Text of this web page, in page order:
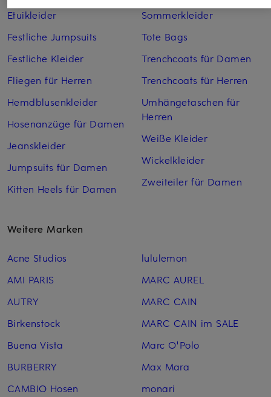
Etuikleider
Festliche Jumpsuits
Festliche Kleider
Fliegen für Herren
Hemdblusenkleider
Hosenanzüge für Damen
Jeanskleider
Jumpsuits für Damen
Kitten Heels für Damen
Sommerkleider
Tote Bags
Trenchcoats für Damen
Trenchcoats für Herren
Umhängetaschen für
Herren
Weiße Kleider
Wickelkleider
Zweiteiler für Damen
Weitere Marken
Acne Studios
AMI PARIS
AUTRY
Birkenstock
Buena Vista
BURBERRY
CAMBIO Hosen
lululemon
MARC AUREL
MARC CAIN
MARC CAIN im SALE
Marc O'Polo
Max Mara
monari